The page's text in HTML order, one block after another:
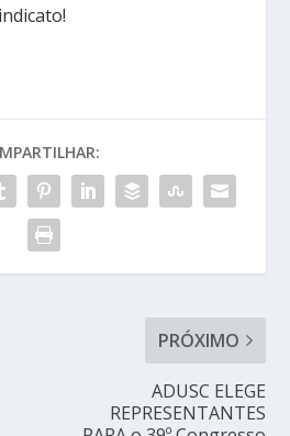
PRÓXIMO
ADUSC ELEGE
REPRESENTANTES